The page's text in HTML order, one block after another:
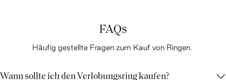
FAQs
Häufig gestellte Fragen zum Kauf von Ringen.
Wann sollte ich den Verlobungsring kaufen?